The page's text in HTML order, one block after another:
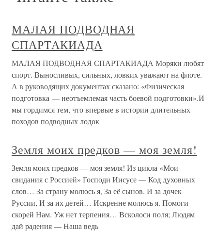
МАЛАЯ ПОДВОДНАЯ
СПАРТАКИАДА
МАЛАЯ ПОДВОДНАЯ СПАРТАКИАДА Моряки любят
спорт. Выносливых, сильных, ловких уважают на флоте.
А в руководящих документах сказано: «Физическая
подготовка — неотъемлемая часть боевой подготовки».И
мы гордимся тем, что впервые в истории длительных
походов подводных лодок
Земля моих предков — моя земля!
Земля моих предков — моя земля! Из цикла «Мои
свидания с Россией» Господи Иисусе — Код духовных
слов… За страну молюсь я, За её сынов. И за дочек
Руссии, И за их детей… Искренне молюсь я. Помоги
скорей Нам. Уж нет терпения… Всколоси поля; Людям
дай радения — Наша ведь